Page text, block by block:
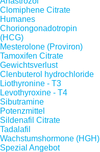
Clomiphene Citrate
Humanes
Choriongonadotropin
(HCG)
Mesterolone (Proviron)
Tamoxifen Citrate
Gewichtsverlust
Clenbuterol hydrochloride
Liothyronine - T3
Levothyroxine - T4
Sibutramine
Potenzmittel
Sildenafil Citrate
Tadalafil
Wachstumshormone (HGH)
Spezial Angebot